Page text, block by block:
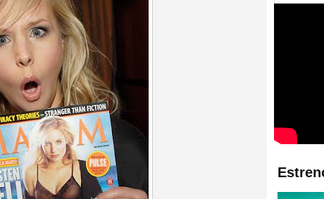
de la ficción